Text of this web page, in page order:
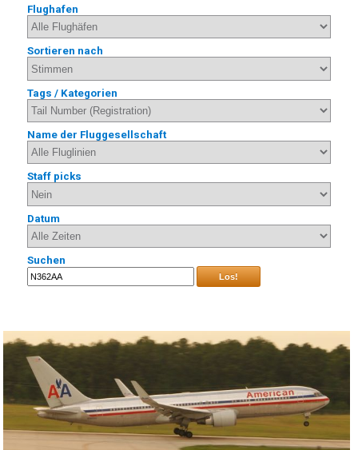
Flughafen
Sortieren nach
Tags / Kategorien
Name der Fluggesellschaft
Staff picks
Datum
Suchen
Los!